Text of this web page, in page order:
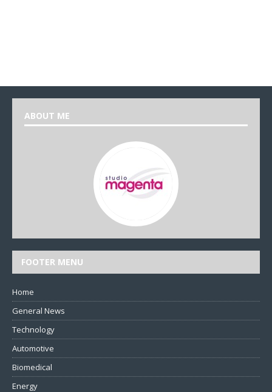
ABOUT ME
FOOTER MENU
Home
General News
Technology
Automotive
Biomedical
Energy